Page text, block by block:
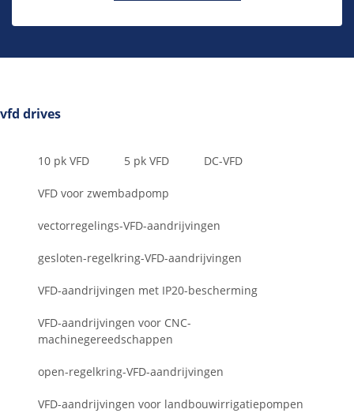
vfd drives
10 pk VFD 5 pk VFD DC-VFD
VFD voor zwembadpomp
vectorregelings-VFD-aandrijvingen
gesloten-regelkring-VFD-aandrijvingen
VFD-aandrijvingen met IP20-bescherming
VFD-aandrijvingen voor CNC-
machinegereedschappen
open-regelkring-VFD-aandrijvingen
VFD-aandrijvingen voor landbouwirrigatiepompen